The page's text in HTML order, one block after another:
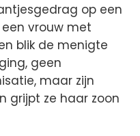
op een
vrouw met
blik de menigte
geen
maar zijn
grijpt ze haar zoon